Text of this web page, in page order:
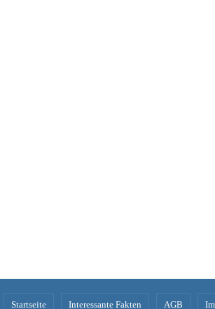
Startseite Interessante Fakten AGB